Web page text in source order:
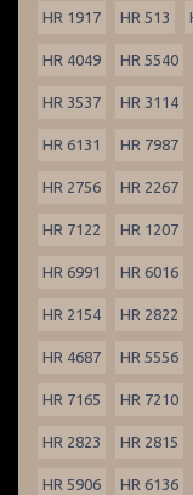
HR 1917 HR 513
HR 4049 HR 5540
HR 3537 HR 3114
HR 6131 HR 7987
HR 2756 HR 2267
HR 7122 HR 1207
HR 6991 HR 6016
HR 2154 HR 2822
HR 4687 HR 5556
HR 7165 HR 7210
HR 2823 HR 2815
HR 5906 HR 6136